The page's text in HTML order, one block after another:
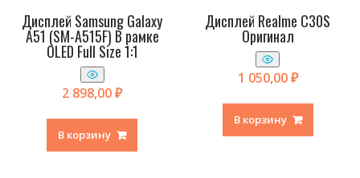
Дисплей Samsung Galaxy
A51 (SM-A515F) В рамке
OLED Full Size 1:1
2 898,00₽
В корзину
Дисплей Realme C30S
Оригинал
1 050,00₽
В корзину